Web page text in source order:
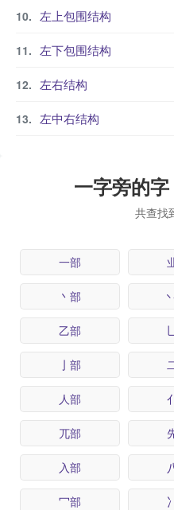
左上包围结构
左下包围结构
左右结构
左中右结构
一字旁的
共查找
一部
丶部
乙部
亅部
人部
兀部
入部
冖部